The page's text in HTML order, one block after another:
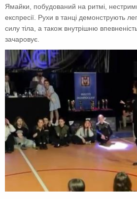
Ямайки, побудований на ритмі,
експресії. Рухи в танці демонструють
силу тіла, а також внутрішню
зачаровує.